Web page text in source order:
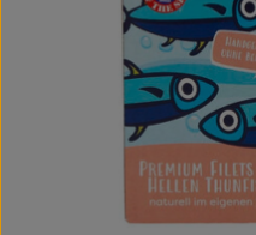
Frischetheke
Natukostwaren
Tiernahrung